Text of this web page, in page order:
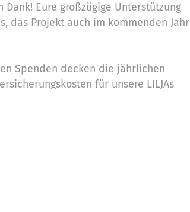
Dank! Eure großzügige Unterstützung
das Projekt auch im kommenden Jahr
Spenden decken die jährlichen
für unsere LILJAs
den Betrieb des Projekts für ein
einzelnen Beitrag sehr und freuen